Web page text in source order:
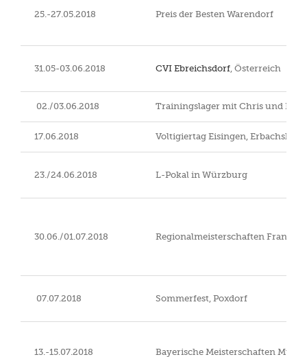
25.-27.05.2018 Preis der Besten Warendorf
31.05-03.06.2018 CVI Ebreichsdorf, Österreich
02./03.06.2018 Trainingslager mit Chris und
17.06.2018 Voltigiertag Eisingen, Erbachshof
23./24.06.2018 L-Pokal in Würzburg
30.06./01.07.2018 Regionalmeisterschaften Franken
07.07.2018 Sommerfest, Poxdorf
13.-15.07.2018 Bayerische Meisterschaften